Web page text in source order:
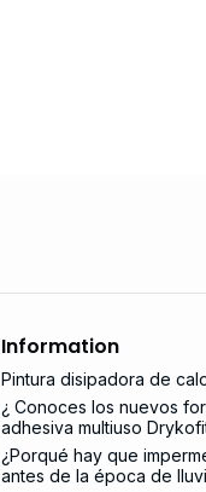
Information
Pintura disipadora de
¿ Conoces los nuevos
adhesiva multiuso
¿Porqué hay que
antes de la época de